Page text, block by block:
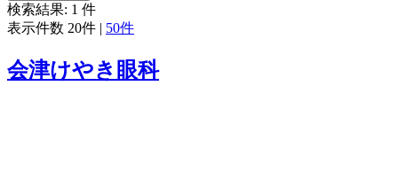
検索結果: 1 件
表示件数 20件 | 50件
会津けやき眼科